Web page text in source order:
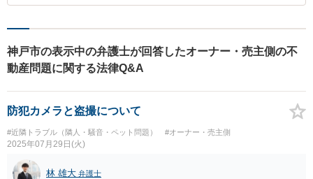
神戸市の表示中の弁護士が回答したオーナー・売主側の不
動産問題に関する法律Q&A
防犯カメラと盗撮について
#近隣トラブル（隣人・騒音・ペット問題） #オーナー・売主側
2025年07月29日(火)
林 雄大 弁護士